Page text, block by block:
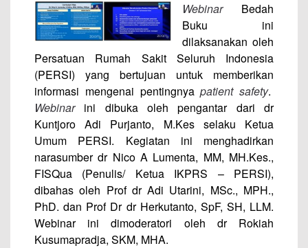
WebinarBedah
Buku ini
dilaksanakan oleh
Persatuan Rumah Sakit Seluruh Indonesia
(PERSI) yang bertujuan untuk memberikan
informasi mengenai pentingnyapatient safety.
Webinar ini dibuka oleh pengantar dari dr
Kuntjoro Adi Purjanto, M.Kes selaku Ketua
Umum PERSI. Kegiatan ini menghadirkan
narasumber dr Nico A Lumenta, MM, MH.Kes.,
FISQua (Penulis/ Ketua IKPRS – PERSI),
dibahas oleh Prof dr Adi Utarini, MSc., MPH.,
PhD. dan Prof Dr dr Herkutanto, SpF, SH, LLM.
Webinar ini dimoderatori oleh dr Rokiah
Kusumapradja, SKM, MHA.